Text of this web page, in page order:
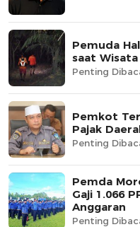
Pemuda
saat
Penting
Pemkot
Pajak
Penting
Pemda
Gaji 1.066
Anggaran
Penting